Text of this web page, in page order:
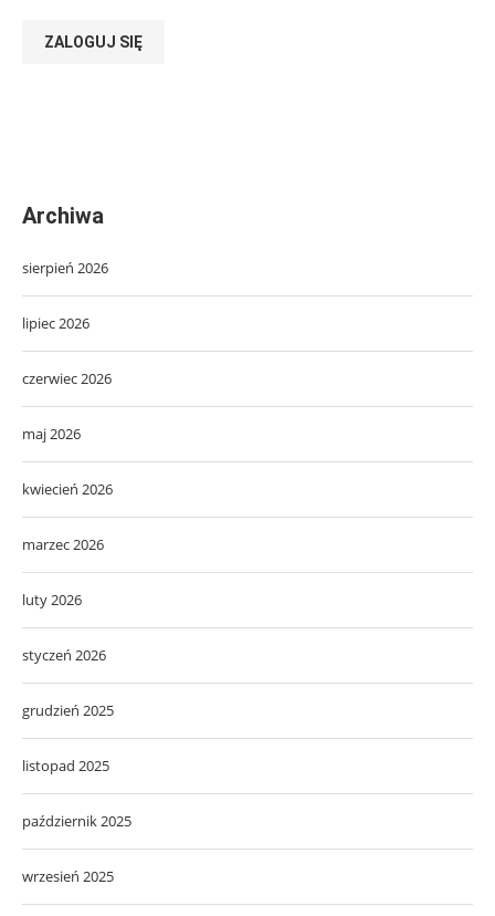
ZALOGUJ SIĘ
Archiwa
sierpień 2026
lipiec 2026
czerwiec 2026
maj 2026
kwiecień 2026
marzec 2026
luty 2026
styczeń 2026
grudzień 2025
listopad 2025
październik 2025
wrzesień 2025